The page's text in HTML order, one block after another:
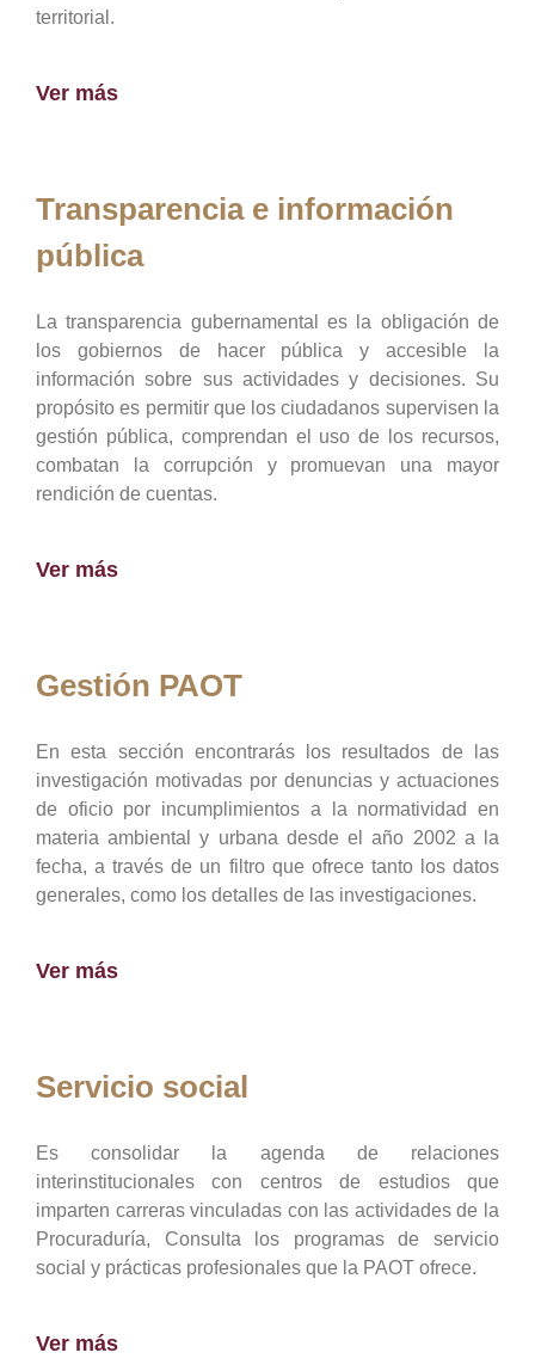
territorial.
Ver más
Transparencia e información
pública
La transparencia gubernamental es la obligación de
los gobiernos de hacer pública y accesible la
información sobre sus actividades y decisiones. Su
propósito es permitir que los ciudadanos supervisen la
gestión pública, comprendan el uso de los recursos,
combatan la corrupción y promuevan una mayor
rendición de cuentas.
Ver más
Gestión PAOT
En esta sección encontrarás los resultados de las
investigación motivadas por denuncias y actuaciones
de oficio por incumplimientos a la normatividad en
materia ambiental y urbana desde el año 2002 a la
fecha, a través de un filtro que ofrece tanto los datos
generales, como los detalles de las investigaciones.
Ver más
Servicio social
Es consolidar la agenda de relaciones
interinstitucionales con centros de estudios que
imparten carreras vinculadas con las actividades de la
Procuraduría, Consulta los programas de servicio
social y prácticas profesionales que la PAOT ofrece.
Ver más